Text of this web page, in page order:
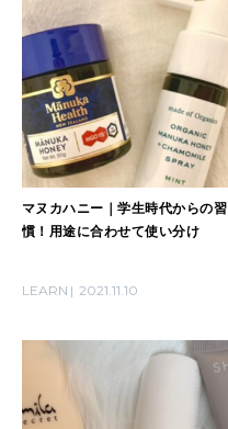
マヌカハニー｜学生時代からの習
慣！用途に合わせて使い分け
LEARN 2021.11.10